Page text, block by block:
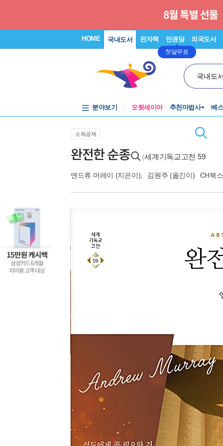
HOME 국내도서 전자책 만권당
첫달무료
외국도서
국내도
분야보기 오뒷세이아 추천마법사 베
소득공제
완전한 순종 |세계기독교고전 59
앤드류 머레이 (지은이), 김원주 (옮긴이) CH북